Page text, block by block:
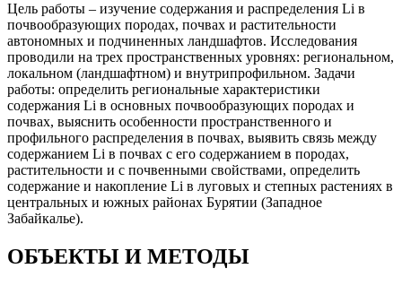
Цель работы – изучение содержания и распределения Li в
почвообразующих породах, почвах и растительности
автономных и подчиненных ландшафтов. Исследования
проводили на трех пространственных уровнях: региональном,
локальном (ландшафтном) и внутрипрофильном. Задачи
работы: определить региональные характеристики
содержания Li в основных почвообразующих породах и
почвах, выяснить особенности пространственного и
профильного распределения в почвах, выявить связь между
содержанием Li в почвах с его содержанием в породах,
растительности и с почвенными свойствами, определить
содержание и накопление Li в луговых и степных растениях в
центральных и южных районах Бурятии (Западное
Забайкалье).
ОБЪЕКТЫ И МЕТОДЫ